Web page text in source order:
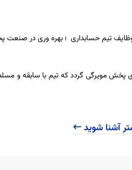
؛ وظایف تیم حسابداری ؛ بهره وری در
پخش مویرگی گردد که تیم با سابقه و
آشنا شوید